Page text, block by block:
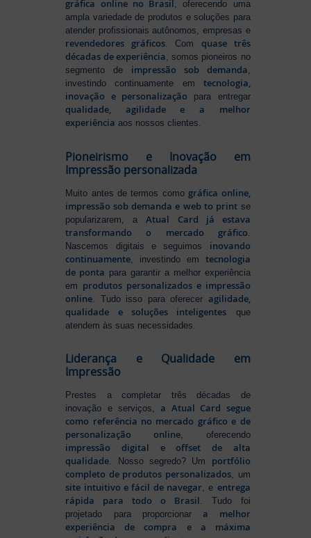
gráfica online no Brasil, oferecendo uma
ampla variedade de produtos e soluções para
atender profissionais autônomos, empresas e
revendedores gráficos. Comquase três
décadas de experiência, somos pioneiros no
segmento de impressão sob demanda,
investindo continuamente em tecnologia,
inovação e personalização para entregar
qualidade, agilidade e a melhor
experiência aos nossos clientes.
Pioneirismo e Inovação em
Impressão personalizada
Muito antes de termos como gráfica online,
impressão sob demanda e web to printse
popularizarem, aAtual Card já estava
transformando o mercado gráfico
Nascemos digitais e seguimos inovando
continuamente , investindo em tecnologia
de ponta para garantir a melhor experiência
em produtos personalizados e impressão
online . Tudo isso para oferecer agilidade,
qualidade e soluções inteligentes que
atendem às suas necessidades.
Liderança e Qualidade em
Impressão
Prestes a completar três décadas de
inovação e serviços,a Atual Card segue
como referência no mercado gráfico e de
personalização online, oferecendo
impressão digital e offset de alta
qualidade. Nosso segredo? Um portfólio
completo de produtos personalizados, um
site intuitivo e fácil de navegar, e entrega
rápida para todo o Brasil. Tudo foi
projetado para proporcionara melhor
experiência de compra e a máxima